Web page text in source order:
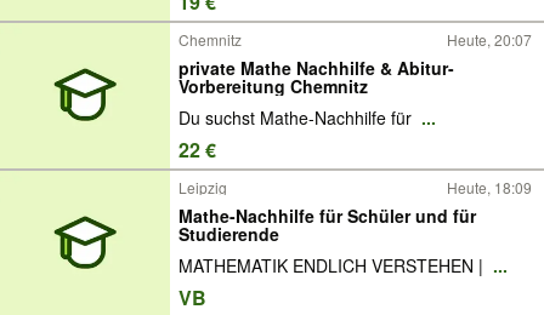
Chemnitz Heute, 20:07
private Mathe Nachhilfe & Abitur-
Vorbereitung Chemnitz
Du suchst Mathe-Nachhilfe für ...
22 €
Leipzig Heute, 18:09
Mathe-Nachhilfe für Schüler und für
Studierende
MATHEMATIK ENDLICH VERSTEHEN | ...
VB